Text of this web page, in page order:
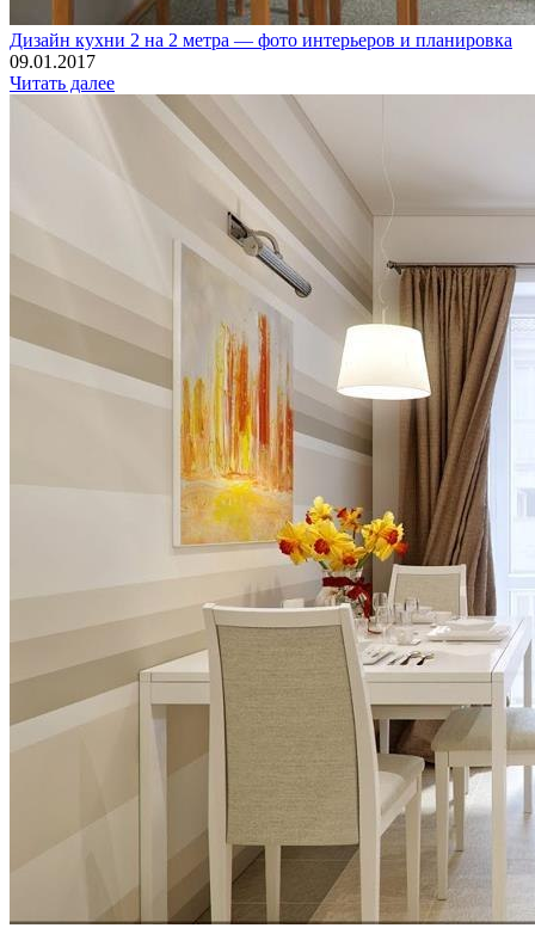
Дизайн кухни 2 на 2 метра — фото интерьеров и планировка
09.01.2017
Читать далее